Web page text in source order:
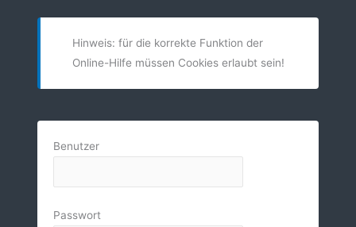
Hinweis: für die korrekte Funktion der
Online-Hilfe müssen Cookies erlaubt sein!
Benutzer
Passwort